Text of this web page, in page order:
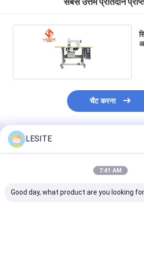
वायु फ़िल्टर फ्रेम बनाने की मशीन
हेपा बैग फ़िल्टर
सबसे उत्तम प्रतिदान
चैट करना
अनुशंसित उत्पाद
LESITE
7:41 AM
Good day, what product are you looking